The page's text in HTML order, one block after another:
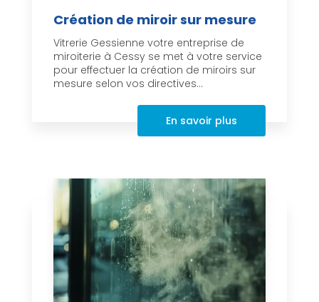
Création de miroir sur mesure
Vitrerie Gessienne votre entreprise de
miroiterie à Cessy se met à votre service
pour effectuer la création de miroirs sur
mesure selon vos directives...
En savoir plus